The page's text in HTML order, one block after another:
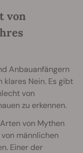
von
Anbauanfängern
Nein. Es gibt
von
zu erkennen.
von Mythen
männlichen
Einer der